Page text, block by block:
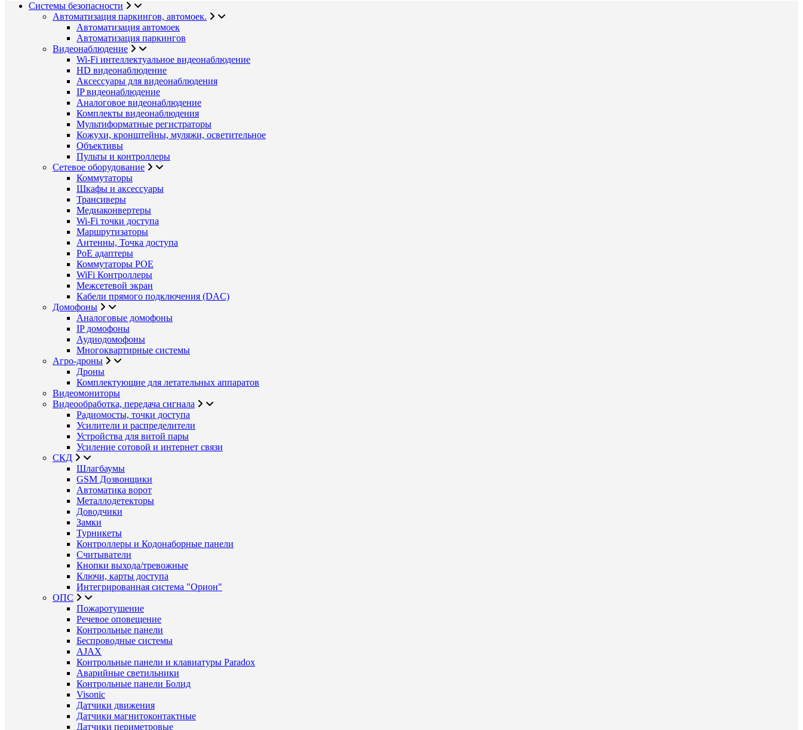
Системы безопасности
Автоматизация паркингов, автомоек.
Автоматизация автомоек
Автоматизация паркингов
Видеонаблюдение
Wi-Fi интеллектуальное видеонаблюдение
HD видеонаблюдение
Аксессуары для видеонаблюдения
IP видеонаблюдение
Аналоговое видеонаблюдение
Комплекты видеонаблюдения
Мультиформатные регистраторы
Кожухи, кронштейны, муляжи, осветительное
Объективы
Пульты и контроллеры
Сетевое оборудование
Коммутаторы
Шкафы и аксессуары
Трансиверы
Медиаконвертеры
Wi-Fi точки доступа
Маршрутизаторы
Антенны, Точка доступа
PoE адаптеры
Коммутаторы POE
WiFi Контроллеры
Межсетевой экран
Кабели прямого подключения (DAC)
Домофоны
Аналоговые домофоны
IP домофоны
Аудиодомофоны
Многоквартирные системы
Агро-дроны
Дроны
Комплектующие для летательных аппаратов
Видеомониторы
Видеообработка, передача сигнала
Радиомосты, точки доступа
Усилители и распределители
Устройства для витой пары
Усиление сотовой и интернет связи
СКД
Шлагбаумы
GSM Дозвонщики
Автоматика ворот
Металлодетекторы
Доводчики
Замки
Турникеты
Контроллеры и Кодонаборные панели
Считыватели
Кнопки выхода/тревожные
Ключи, карты доступа
Интегрированная система "Орион"
ОПС
Пожаротушение
Речевое оповещение
Контрольные панели
Беспроводные системы
AJAX
Контрольные панели и клавиатуры Paradox
Аварийные светильники
Контрольные панели Болид
Visonic
Датчики движения
Датчики магнитоконтактные
Датчики периметровые